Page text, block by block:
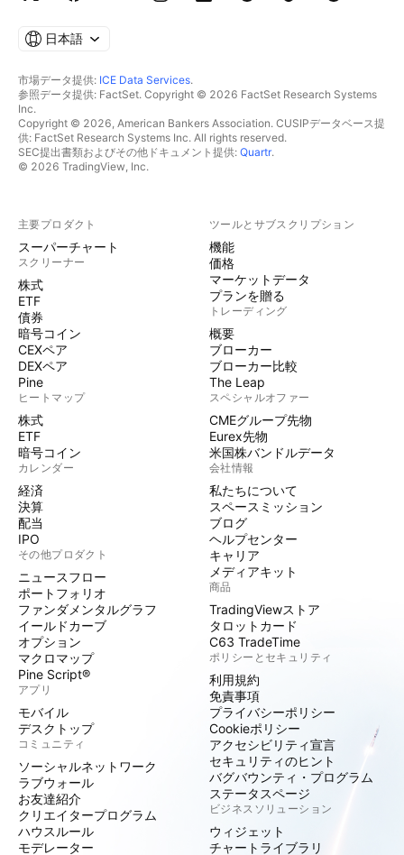
日本語
市場データ提供: ICE Data Services.
参照データ提供: FactSet. Copyright © 2026 FactSet Research Systems
Inc.
Copyright © 2026, American Bankers Association. CUSIPデータベース提
供: FactSet Research Systems Inc. All rights reserved.
SEC提出書類およびその他ドキュメント提供: Quartr.
© 2026 TradingView, Inc.
主要プロダクト
スーパーチャート
スクリーナー
株式
ETF
債券
暗号コイン
CEXペア
DEXペア
Pine
ヒートマップ
株式
ETF
暗号コイン
カレンダー
経済
決算
配当
IPO
その他プロダクト
ニュースフロー
ポートフォリオ
ファンダメンタルグラフ
イールドカーブ
オプション
マクロマップ
Pine Script®
アプリ
モバイル
デスクトップ
コミュニティ
ソーシャルネットワーク
ラブウォール
お友達紹介
クリエイタープログラム
ハウスルール
モデレーター
ツールとサブスクリプション
機能
価格
マーケットデータ
プランを贈る
トレーディング
概要
ブローカー
ブローカー比較
The Leap
スペシャルオファー
CMEグループ先物
Eurex先物
米国株バンドルデータ
会社情報
私たちについて
スペースミッション
ブログ
ヘルプセンター
キャリア
メディアキット
商品
TradingViewストア
タロットカード
C63 TradeTime
ポリシーとセキュリティ
利用規約
免責事項
プライバシーポリシー
Cookieポリシー
アクセシビリティ宣言
セキュリティのヒント
バグバウンティ・プログラム
ステータスページ
ビジネスソリューション
ウィジェット
チャートライブラリ